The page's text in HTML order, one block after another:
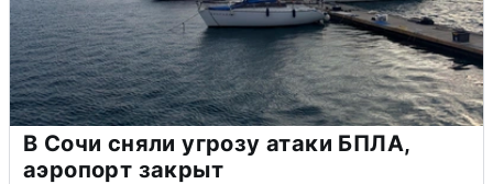
В Сочи сняли угрозу атаки БПЛА,
аэропорт закрыт